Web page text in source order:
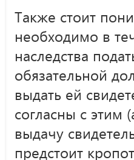
Также стоит
необходимо в
наследства
обязательной
выдать ей
согласны с этим
выдачу
предстоит